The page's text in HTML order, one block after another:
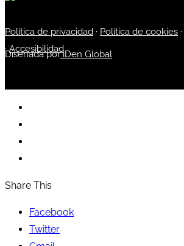
Política de privacidad · Política de cookies ·
·Accesibilidad
Diseñada poriDen Global
Share This
Facebook
Twitter